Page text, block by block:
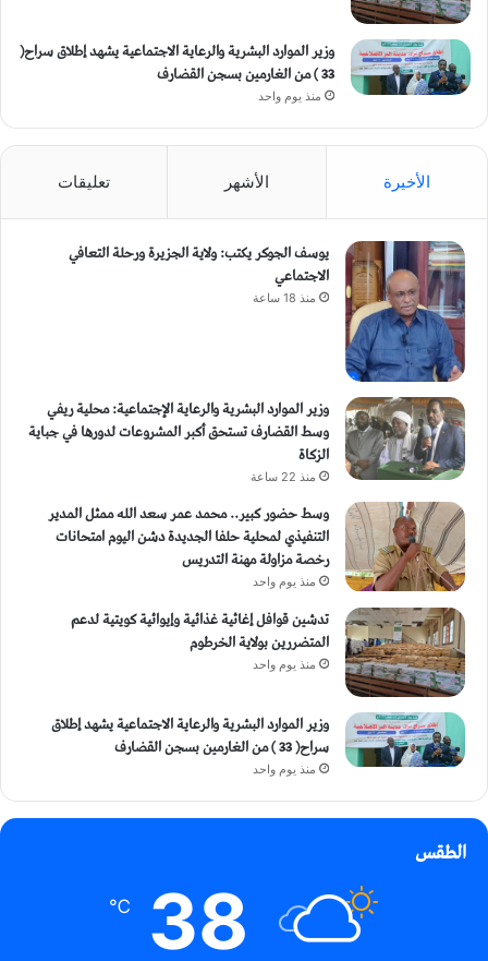
وزير الموارد البشرية والرعاية الاجتماعية يشهد إطلاق سراح(
33 ) من الغارمين بسجن القضارف
منذ يوم واحد
الأخيرة الأشهر تعليقات
يوسف الجوكر يكتب: ولاية الجزيرة ورحلة التعافي
الاجتماعي
منذ 18 ساعة
وزير الموارد البشرية والرعاية الإجتماعية: محلية ريفي
وسط القضارف تستحق أكبر المشروعات لدورها في جباية
الزكاة
منذ 22 ساعة
وسط حضور كبير.. محمد عمر سعد الله ممثل المدير
التنفيذي لمحلية حلفا الجديدة دشن اليوم امتحانات
رخصة مزاولة مهنة التدريس
منذ يوم واحد
تدشين قوافل إغاثية غذائية وإيوائية كويتية لدعم
المتضررين بولاية الخرطوم
منذ يوم واحد
وزير الموارد البشرية والرعاية الاجتماعية يشهد إطلاق
سراح( 33 ) من الغارمين بسجن القضارف
منذ يوم واحد
الطقس
38
℃